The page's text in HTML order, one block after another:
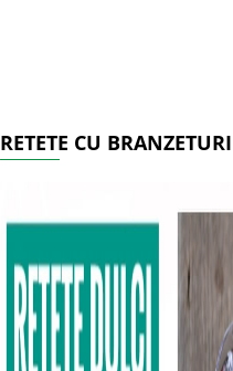
RETETE CU BRANZETURI